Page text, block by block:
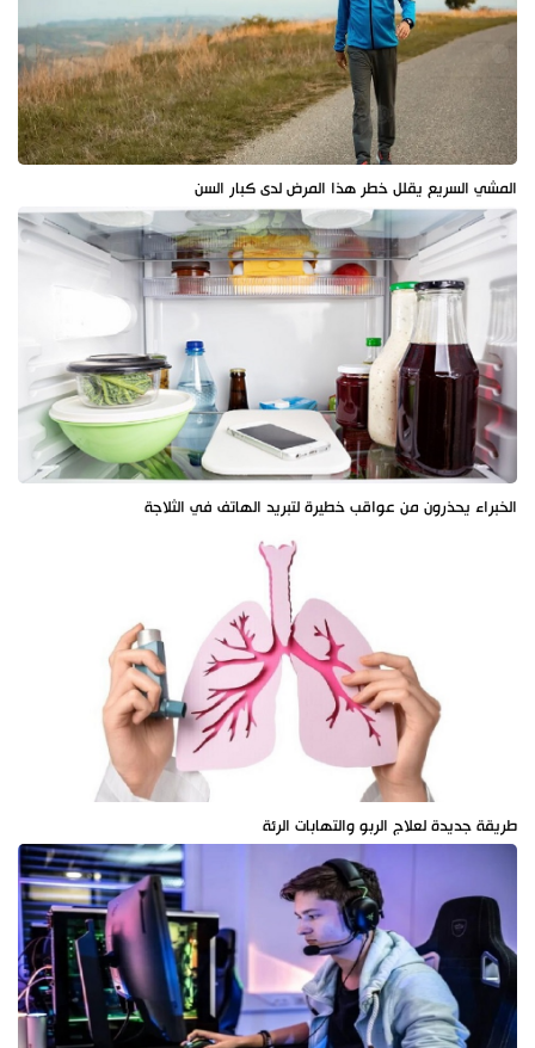
المشي السريع يقلل خطر هذا المرض لدى كبار السن
الخبراء يحذرون من عواقب خطيرة لتبريد الهاتف في الثلاجة
طريقة جديدة لعلاج الربو والتهابات الرئة